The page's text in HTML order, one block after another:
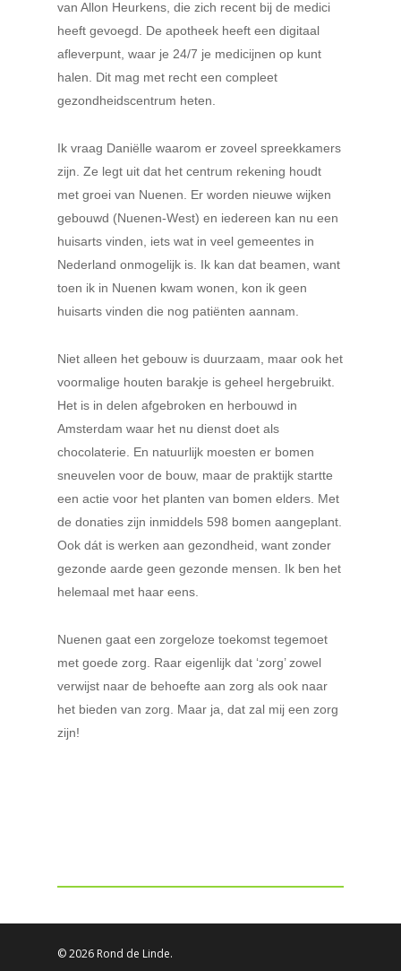
van Allon Heurkens, die zich recent bij de medici
heeft gevoegd. De apotheek heeft een digitaal
afleverpunt, waar je 24/7 je medicijnen op kunt
halen. Dit mag met recht een compleet
gezondheidscentrum heten.
Ik vraag Daniëlle waarom er zoveel spreekkamers
zijn. Ze legt uit dat het centrum rekening houdt
met groei van Nuenen. Er worden nieuwe wijken
gebouwd (Nuenen-West) en iedereen kan nu een
huisarts vinden, iets wat in veel gemeentes in
Nederland onmogelijk is. Ik kan dat beamen, want
toen ik in Nuenen kwam wonen, kon ik geen
huisarts vinden die nog patiënten aannam.
Niet alleen het gebouw is duurzaam, maar ook het
voormalige houten barakje is geheel hergebruikt.
Het is in delen afgebroken en herbouwd in
Amsterdam waar het nu dienst doet als
chocolaterie. En natuurlijk moesten er bomen
sneuvelen voor de bouw, maar de praktijk startte
een actie voor het planten van bomen elders. Met
de donaties zijn inmiddels 598 bomen aangeplant.
Ook dát is werken aan gezondheid, want zonder
gezonde aarde geen gezonde mensen. Ik ben het
helemaal met haar eens.
Nuenen gaat een zorgeloze toekomst tegemoet
met goede zorg. Raar eigenlijk dat ‘zorg’ zowel
verwijst naar de behoefte aan zorg als ook naar
het bieden van zorg. Maar ja, dat zal mij een zorg
zijn!
© 2026 Rond de Linde.